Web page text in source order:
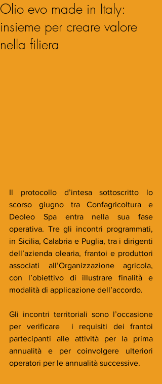
Olio evo made in Italy:
insieme per creare valore
nella filiera
Il protocollo d’intesa sottoscritto lo
scorso giugno tra Confagricoltura e
Deoleo Spa entra nella sua fase
operativa. Tre gli incontri programmati,
in Sicilia, Calabria e Puglia, tra i dirigenti
dell’azienda olearia, frantoi e produttori
associati all’Organizzazione agricola,
con l’obiettivo di illustrare finalità e
modalità di applicazione dell’accordo.
Gli incontri territoriali sono l’occasione
per verificare  i requisiti dei frantoi
partecipanti alle attività per la prima
annualità e per coinvolgere ulteriori
operatori per le annualità successive.